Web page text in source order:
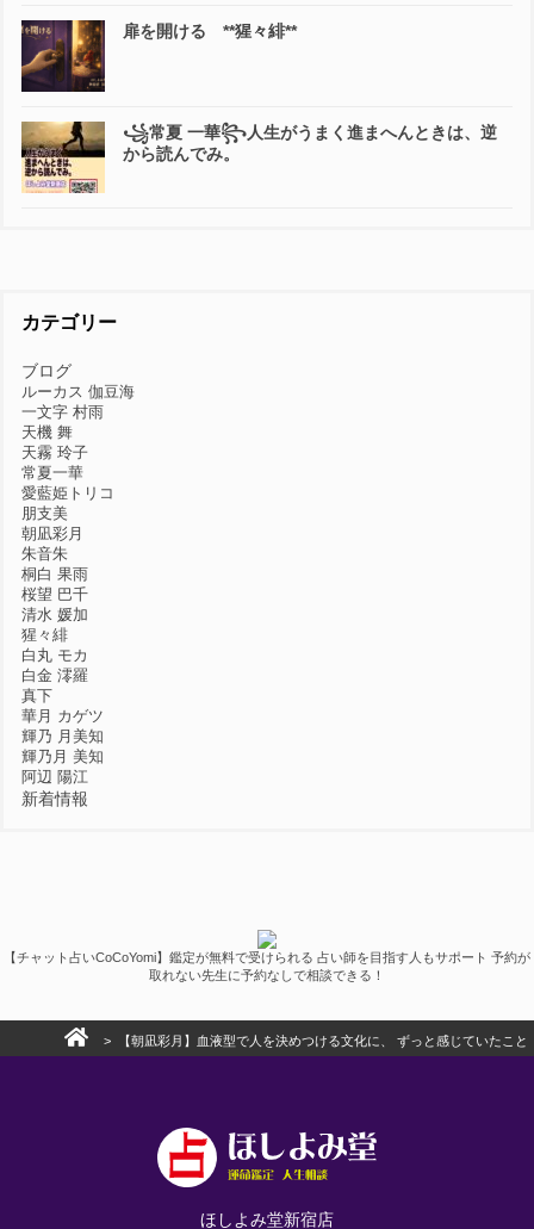
扉を開ける **猩々緋**
꧁常夏 一華꧂人生がうまく進まへんときは、逆
から読んでみ。
カテゴリー
ブログ
ルーカス 伽豆海
一文字 村雨
天機 舞
天霧 玲子
常夏一華
愛藍姫トリコ
朋支美
朝凪彩月
朱音朱
桐白 果雨
桜望 巴千
清水 媛加
猩々緋
白丸 モカ
白金 澪羅
真下
華月 カゲツ
輝乃 月美知
輝乃月 美知
阿辺 陽江
新着情報
【チャット占いCoCoYomi】鑑定が無料で受けられる 占い師を目指す人もサポート 予約が
取れない先生に予約なしで相談できる！
> 【朝凪彩月】血液型で人を決めつける文化に、 ずっと感じていたこと
ほしよみ堂新宿店